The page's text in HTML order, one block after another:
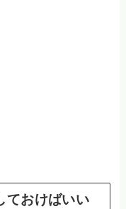
ておけばいい